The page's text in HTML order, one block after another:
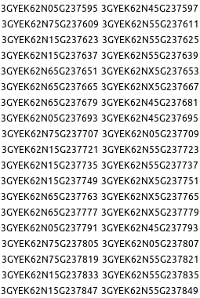
3GYEK62N05G237595 3GYEK62N45G237597
3GYEK62N75G237609 3GYEK62N55G237611
3GYEK62N15G237623 3GYEK62N55G237625
3GYEK62N15G237637 3GYEK62N55G237639
3GYEK62N65G237651 3GYEK62NX5G237653
3GYEK62N65G237665 3GYEK62NX5G237667
3GYEK62N65G237679 3GYEK62N45G237681
3GYEK62N05G237693 3GYEK62N45G237695
3GYEK62N75G237707 3GYEK62N05G237709
3GYEK62N15G237721 3GYEK62N55G237723
3GYEK62N15G237735 3GYEK62N55G237737
3GYEK62N15G237749 3GYEK62NX5G237751
3GYEK62N65G237763 3GYEK62NX5G237765
3GYEK62N65G237777 3GYEK62NX5G237779
3GYEK62N05G237791 3GYEK62N45G237793
3GYEK62N75G237805 3GYEK62N05G237807
3GYEK62N75G237819 3GYEK62N55G237821
3GYEK62N15G237833 3GYEK62N55G237835
3GYEK62N15G237847 3GYEK62N55G237849